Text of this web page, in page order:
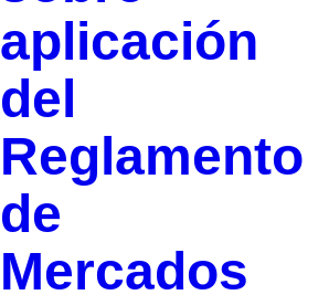
aplicación
del
Reglamento
de
Mercados